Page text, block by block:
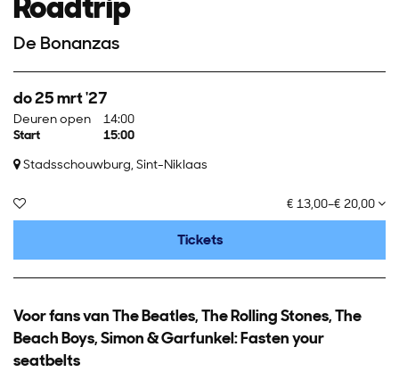
De Bonanzas
do 25 mrt '27
Deuren open
14:00
Start
15:00
Stadsschouwburg, Sint-Niklaas
€ 13,00–€ 20,00
Tickets
Voor fans van The Beatles, The Rolling Stones, The
Beach Boys, Simon & Garfunkel: Fasten your
seatbelts